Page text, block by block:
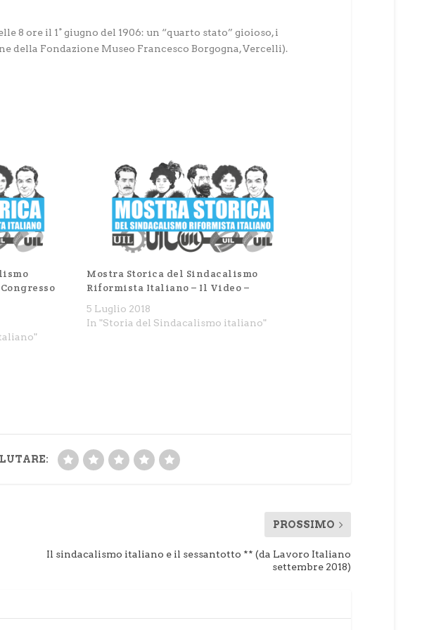
8 ore il 1° giugno del 1906: un “quarto stato” gioioso, i
Fondazione Museo Francesco Borgogna, Vercelli).
Mostra Storica del Sindacalismo
Riformista Italiano – Il Video –
5 Luglio 2018
In "Storia del Sindacalismo italiano"
PROSSIMO
Il sindacalismo italiano e il sessantotto ** (da Lavoro Italiano
settembre 2018)